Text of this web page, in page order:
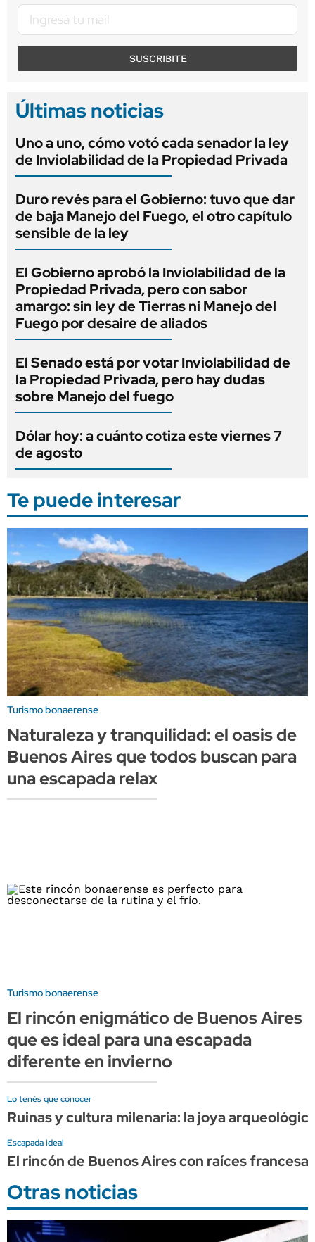
SUSCRIBITE
Últimas noticias
Uno a uno, cómo votó cada senador la ley
de Inviolabilidad de la Propiedad Privada
Duro revés para el Gobierno: tuvo que dar
de baja Manejo del Fuego, el otro capítulo
sensible de la ley
El Gobierno aprobó la Inviolabilidad de la
Propiedad Privada, pero con sabor
amargo: sin ley de Tierras ni Manejo del
Fuego por desaire de aliados
El Senado está por votar Inviolabilidad de
la Propiedad Privada, pero hay dudas
sobre Manejo del fuego
Dólar hoy: a cuánto cotiza este viernes 7
de agosto
Te puede interesar
Turismo bonaerense
Naturaleza y tranquilidad: el oasis de
Buenos Aires que todos buscan para
una escapada relax
Turismo bonaerense
El rincón enigmático de Buenos Aires
que es ideal para una escapada
diferente en invierno
Lo tenés que conocer
Ruinas y cultura milenaria: la joya
Escapada ideal
El rincón de Buenos Aires con raíces
Otras noticias